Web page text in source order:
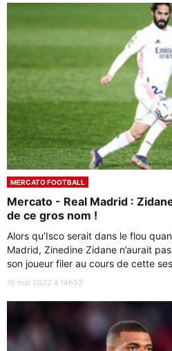
MERCATO FOOTBALL
Mercato - Real Madrid :
de ce gros nom !
Alors qu’Isco serait dans le flou
Madrid, Zinedine Zidane n’aurait
son joueur filer au cours de cette
16 mai 2022 à 14h53